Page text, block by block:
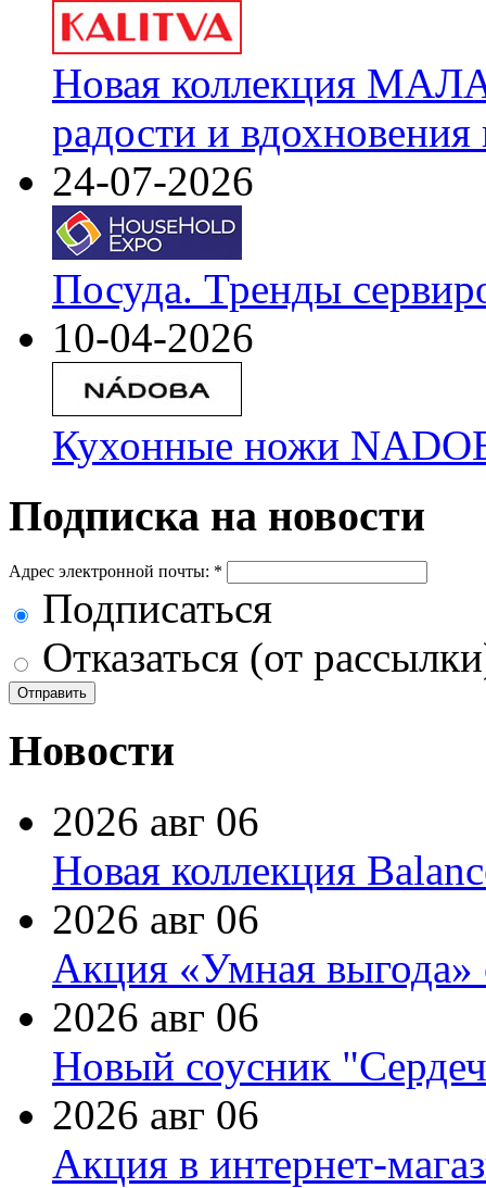
Новая коллекция
радости и
24-07-2026
Посуда. Тренды
10-04-2026
Кухонные ножи
Подписка на новости
Адрес электронной почты: *
Подписаться
Отказаться (от
Новости
2026 авг 06
Новая коллекция
2026 авг 06
Акция «Умная выгода»
2026 авг 06
Новый соусник
2026 авг 06
Акция в интернет-